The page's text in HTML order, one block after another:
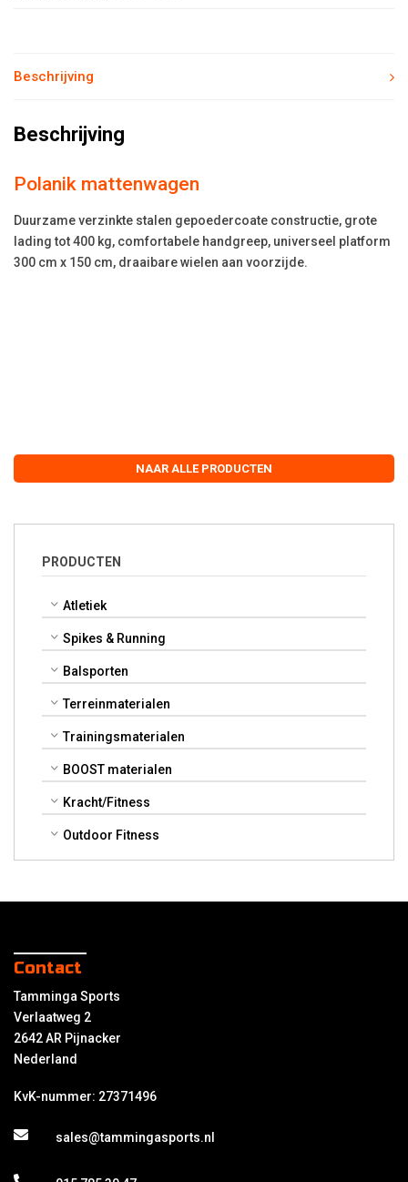
NAAR ALLE PRODUCTEN
PRODUCTEN
Atletiek
Spikes & Running
Balsporten
Terreinmaterialen
Trainingsmaterialen
BOOST materialen
Kracht/Fitness
Outdoor Fitness
Beschrijving
Beschrijving
Polanik mattenwagen
Duurzame verzinkte stalen gepoedercoate constructie, grote
lading tot 400 kg, comfortabele handgreep, universeel platform
300 cm x 150 cm, draaibare wielen aan voorzijde.
Contact
Tamminga Sports
Verlaatweg 2
2642 AR Pijnacker
Nederland
KvK-nummer: 27371496
sales@tammingasports.nl